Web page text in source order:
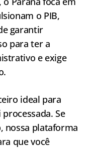
o PIB,
garantir
para ter a
e exige
ideal para
processada. Se
nossa plataforma
que você